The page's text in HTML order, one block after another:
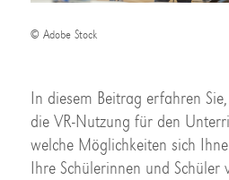
© Adobe Stock
In diesem Beitrag erfahren
die VR-Nutzung für den
welche Möglichkeiten sich
Ihre Schülerinnen und Schüler